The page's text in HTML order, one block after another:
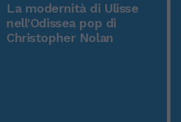
La modernità di Ulisse
nell'Odissea pop di
Christopher Nolan